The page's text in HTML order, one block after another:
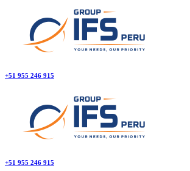
+51 955 246 915
+51 955 246 915